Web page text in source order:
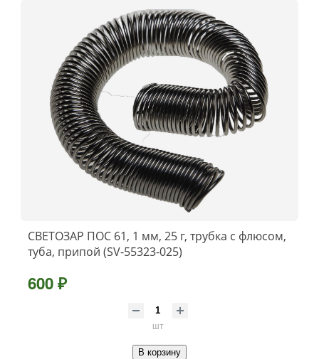
СВЕТОЗАР ПОС 61, 1 мм, 25 г, трубка с флюсом,
туба, припой (SV-55323-025)
600 ₽
шт
В корзину